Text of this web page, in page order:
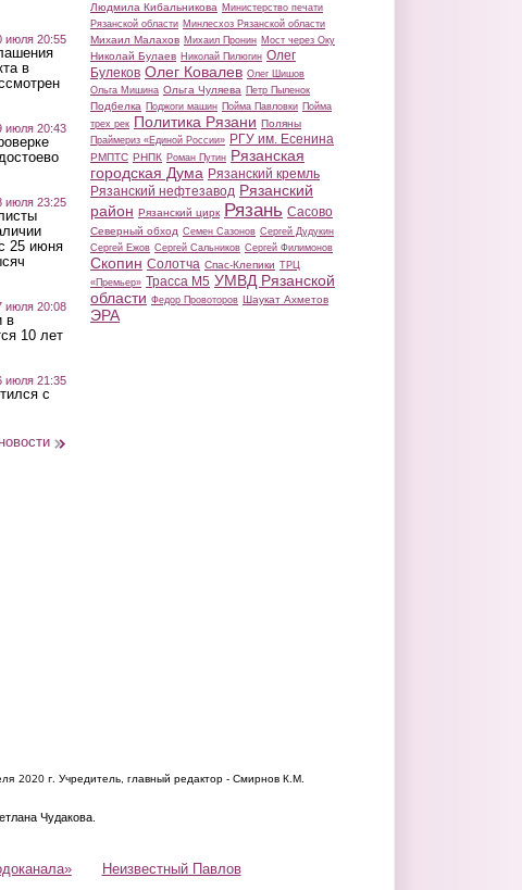
июля 20:55
в
июля 20:43
июля 23:25
25 июня
июля 20:08
в
10 лет
июля 21:35
с
Людмила Кибальникова Министерство печати
Рязанской области Минлесхоз Рязанской области
Михаил Малахов Михаил Пронин Мост через Оку
Николай Булаев Николай Пилюгин Олег
Булеков Олег Ковалев Олег Шишов
Ольга Мишина Ольга Чуляева Петр Пыленок
Подбелка Поджоги машин Пойма Павловки Пойма
трех рек Политика Рязани Поляны
Праймериз «Единой России» РГУ им. Есенина
РМПТС РНПК Роман Путин Рязанская
городская Дума Рязанский кремль
Рязанский нефтезавод Рязанский
район Рязанский цирк Рязань Сасово
Северный обход Семен Сазонов Сергей Дудукин
Сергей Ежов Сергей Сальников Сергей Филимонов
Скопин Солотча Спас-Клепики ТРЦ
«Премьер» Трасса М5 УМВД Рязанской
области Федор Провоторов Шаукат Ахметов
ЭРА
2020 г. Учредитель, главный редактор - Смирнов К.М.
Чудакова.
Неизвестный Павлов